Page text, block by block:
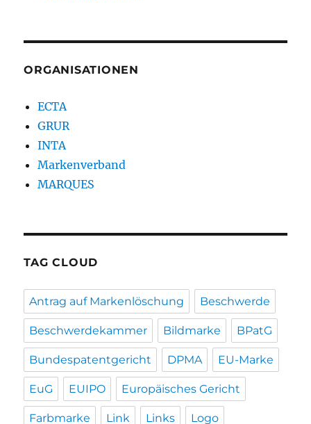
ORGANISATIONEN
ECTA
GRUR
INTA
Markenverband
MARQUES
TAG CLOUD
Antrag auf Markenlöschung Beschwerde
Beschwerdekammer Bildmarke BPatG
Bundespatentgericht DPMA EU-Marke
EuG EUIPO Europäisches Gericht
Farbmarke Link Links Logo